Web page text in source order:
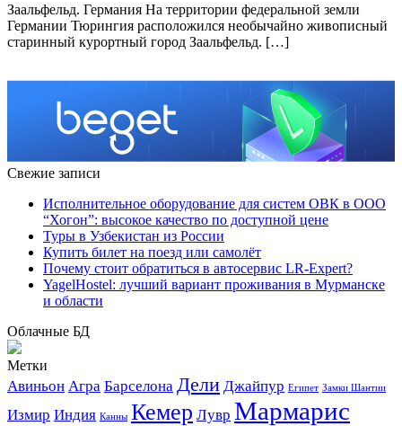
Заальфельд. Германия На территории федеральной земли
Германии Тюрингия расположился необычайно живописный
старинный курортный город Заальфельд. […]
Свежие записи
Исполнительное оборудование для систем ОВК в ООО
“Хогон”: высокое качество по доступной цене
Туры в Узбекистан из России
Купить билет на поезд или самолёт
Почему стоит обратиться в автосервис LR-Expert?
YagelHostel: лучший вариант проживания в Мурманске
и области
Облачные БД
Метки
Авиньон Агра Барселона Дели Джайпур Египет Замки Шантии
Измир Индия Канны Кемер Лувр Мармарис